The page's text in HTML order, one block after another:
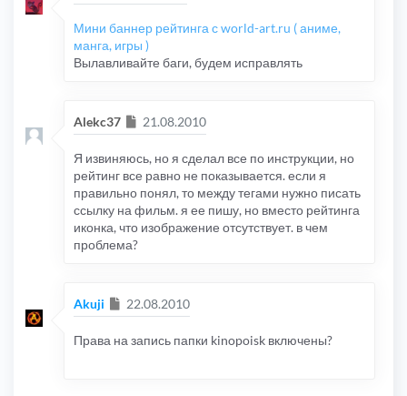
Мини баннер рейтинга с world-art.ru ( аниме,
манга, игры )
Вылавливайте баги, будем исправлять
Alekc37 Сообщение
21.08.2010
Я извиняюсь, но я сделал все по инструкции, но
рейтинг все равно не показывается. если я
правильно понял, то между тегами нужно писать
ссылку на фильм. я ее пишу, но вместо рейтинга
иконка, что изображение отсутствует. в чем
проблема?
Akuji Сообщение
22.08.2010
Права на запись папки kinopoisk включены?